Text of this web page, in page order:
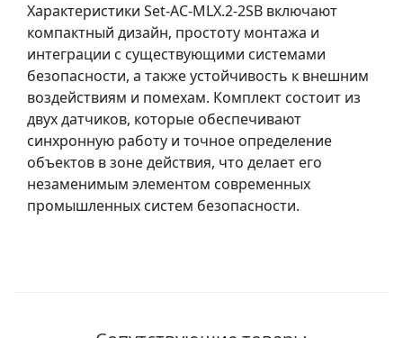
Характеристики Set-AC-MLX.2-2SB включают
компактный дизайн, простоту монтажа и
интеграции с существующими системами
безопасности, а также устойчивость к внешним
воздействиям и помехам. Комплект состоит из
двух датчиков, которые обеспечивают
синхронную работу и точное определение
объектов в зоне действия, что делает его
незаменимым элементом современных
промышленных систем безопасности.